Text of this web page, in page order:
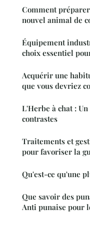
Comment
nouvel animal de
Équipement
choix essentiel
Acquérir une
que vous devriez
L'Herbe à chat :
contrastes
Traitements et
pour favoriser la
Qu'est-ce qu'une
Que savoir des
Anti punaise pour